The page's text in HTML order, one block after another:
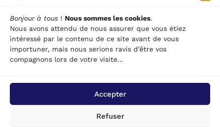
Bonjour à tous ! Nous sommes les cookies.
Nous avons attendu de nous assurer que vous étiez
intéressé par le contenu de ce site avant de vous
importuner, mais nous serions ravis d'être vos
compagnons lors de votre visite...
Accepter
Refuser
ventes mieux suivies, et à la réduction des ventes
perdues faute de relance. Pour la plupart des
entreprises, ce calcul penche rapidement en sa
faveur, dès que l’équipe dépasse quelques
CRM et RGPD : encadrer la
gestion des données